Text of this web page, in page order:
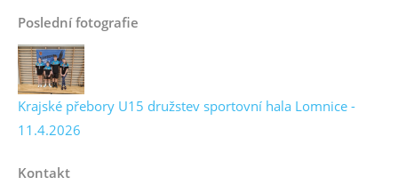
Poslední fotografie
Krajské přebory U15 družstev sportovní hala Lomnice -
11.4.2026
Kontakt